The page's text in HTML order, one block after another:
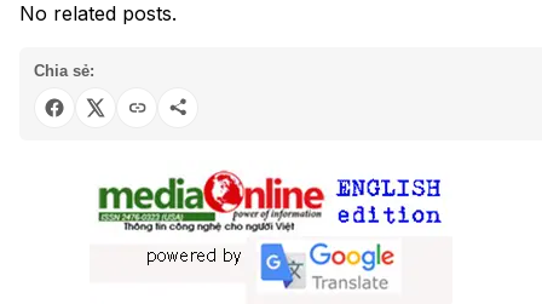
No related posts.
Chia sẻ: